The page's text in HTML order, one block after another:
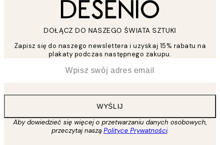
DOŁĄCZ DO NASZEGO ŚWIATA SZTUKI
Zapisz się do naszego newslettera i uzyskaj 15% rabatu na
plakaty podczas następnego zakupu.
WYŚLIJ
Aby dowiedzieć się więcej o przetwarzaniu danych osobowych,
przeczytaj naszą Polityce Prywatności.